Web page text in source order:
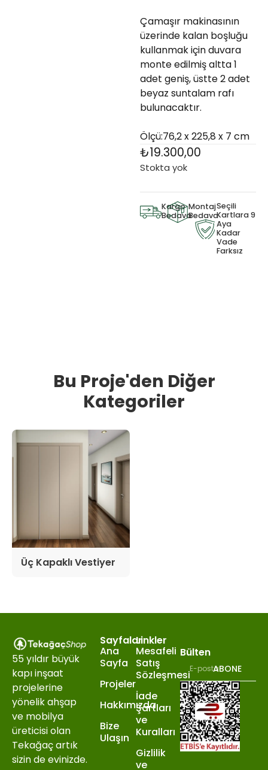
Çamaşır makinasının
üzerinde kalan boşluğu
kullanmak için duvara
monte edilmiş altta 1
adet geniş, üstte 2 adet
beyaz suntalam rafı
bulunacaktır.
Ölçü:76,2 x 225,8 x 7 cm
₺19.300,00
Stokta yok
Kargo
Bedava
Montaj
Bedava
Seçili
Kartlara 9
Aya
Kadar
Vade
Farksız
Bu Proje'den Diğer
Kategoriler
Üç Kapaklı Vestiyer
55 yıldır büyük
kapı inşaat
projelerine
yönelik ahşap
ve mobilya
üreticisi olan
Tekağaç artık
sizin de evinizde.
Sayfalar
Ana
Sayfa
Projeler
Hakkımızda
Bize
Ulaşın
Linkler
Mesafeli
Satış
Sözleşmesi
İade
Şartları
ve
Kuralları
Gizlilik
ve
Bülten
ABONE